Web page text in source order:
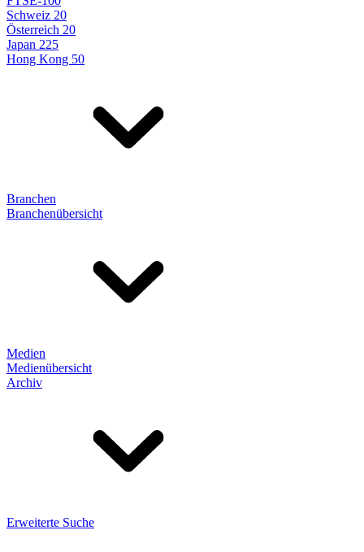
Schweiz 20
Österreich 20
Japan 225
Hong Kong 50
Branchen
Branchenübersicht
Medien
Medienübersicht
Archiv
Erweiterte Suche